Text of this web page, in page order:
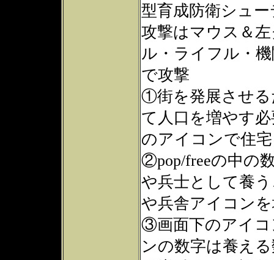
型育成防衛シュ
攻撃はマウス＆
ル・ライフル・
で攻撃
①街を発展させる
て人口を増やす
のアイコンで住
②pop/freeの中の
や兵士として養
や兵舎アイコン
③画面下のアイコ
ンの数字は養え